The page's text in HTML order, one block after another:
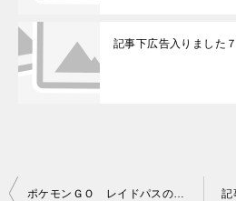
記事下広告入りました
ポケモンＧＯ レイドパスの価値観の違いはヒドイ！！ 記